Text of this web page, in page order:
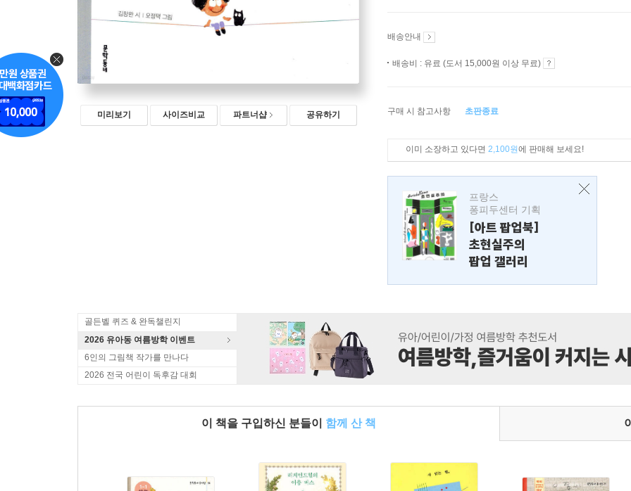
미리보기 사이즈비교 파트너샵 공유하기
배송안내
배송비 : 유료 (도서 15,000원 이상 무료)
구매 시 참고사항 초판종료
이미 소장하고 있다면 2,100원에 판매해 보세요!
프랑스
퐁피두센터 기획
[아트 팝업북]
초현실주의
팝업 갤러리
골든벨 퀴즈 & 완독챌린지
2026 유아동 여름방학 이벤트
6인의 그림책 작가를 만나다
2026 전국 어린이 독후감 대회
이 책을 구입하신 분들이 함께 산 책